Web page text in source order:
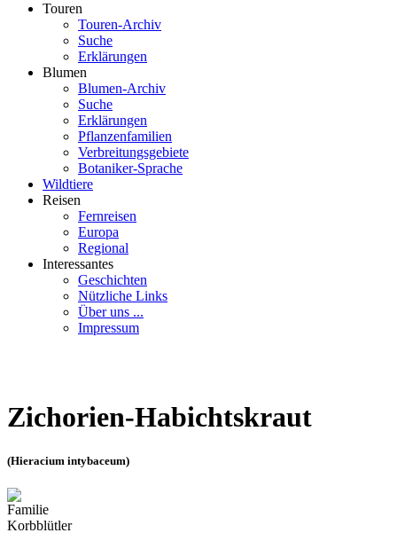
Touren
Touren-Archiv
Suche
Erklärungen
Blumen
Blumen-Archiv
Suche
Erklärungen
Pflanzenfamilien
Verbreitungsgebiete
Botaniker-Sprache
Wildtiere
Reisen
Fernreisen
Europa
Regional
Interessantes
Geschichten
Nützliche Links
Über uns ...
Impressum
Zichorien-Habichtskraut
(Hieracium intybaceum)
Familie
Korbblütler